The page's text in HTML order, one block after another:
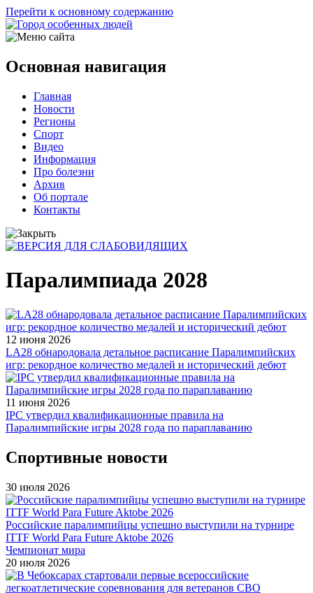
Перейти к основному содержанию
Основная навигация
Главная
Новости
Регионы
Спорт
Видео
Информация
Про болезни
Архив
Об портале
Контакты
Паралимпиада 2028
12 июня 2026
LA28 обнародовала детальное расписание Паралимпийских
игр: рекордное количество медалей и исторический дебют
11 июня 2026
IPC утвердил квалификационные правила на
Паралимпийские игры 2028 года по параплаванию
Спортивные новости
30 июля 2026
Российские паралимпийцы успешно выступили на турнире
ITTF World Para Future Aktobe 2026
Чемпионат мира
20 июля 2026